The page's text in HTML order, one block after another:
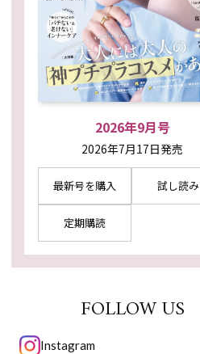
2026年9月号
2026年7月17日発売
最新号を購入 試し読み
定期購読
FOLLOW US
Instagram